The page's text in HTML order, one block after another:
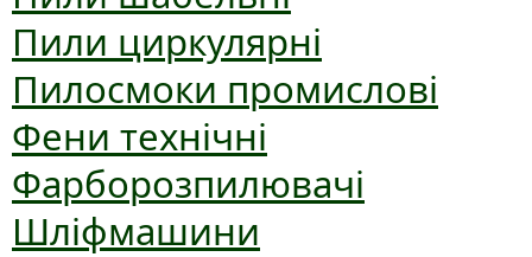
Пили циркулярні
Пилосмоки промислові
Фени технічні
Фарборозпилювачі
Шліфмашини